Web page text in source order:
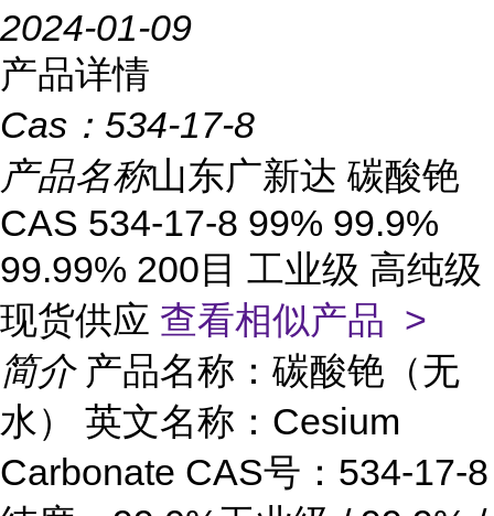
2024-01-09
产品详情
Cas： 534-17-8
产品名称山东广新达 碳酸铯
CAS 534-17-8 99% 99.9%
99.99% 200目 工业级 高纯级
现货供应 查看相似产品 >
简介 产品名称：碳酸铯（无
水） 英文名称：Cesium
Carbonate CAS号：534-17-8